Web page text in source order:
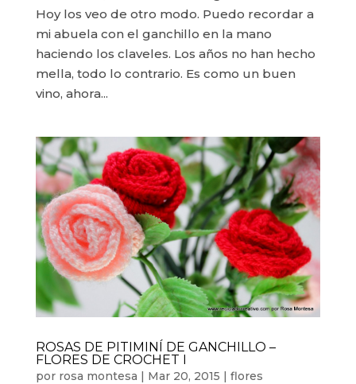
Hoy los veo de otro modo. Puedo recordar a
mi abuela con el ganchillo en la mano
haciendo los claveles. Los años no han hecho
mella, todo lo contrario. Es como un buen
vino, ahora...
ROSAS DE PITIMINÍ DE GANCHILLO –
FLORES DE CROCHET I
por rosa montesa | Mar 20, 2015 | flores